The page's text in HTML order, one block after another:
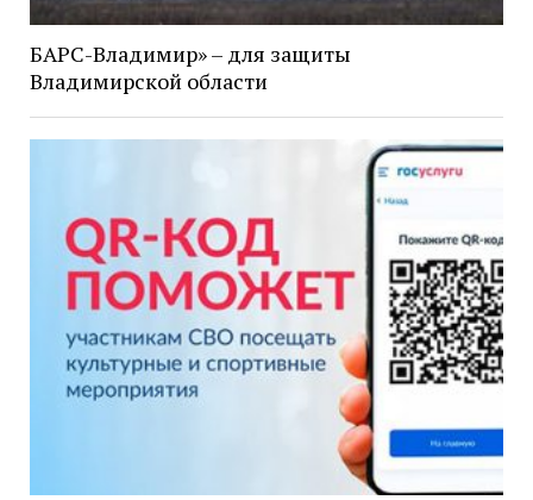
БАРС-Владимир» – для защиты
Владимирской области